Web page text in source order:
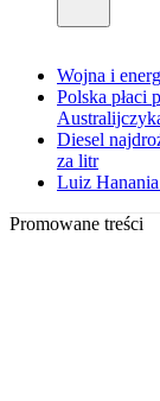
Wojna i
Polska płaci
Diesel
za litr
Luiz
Promowane treści